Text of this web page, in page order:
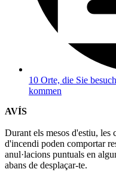
10 Orte, die Sie
kommen
AVÍS
Durant els mesos d'estiu,
d'incendi poden comportar
anul·lacions puntuals en
abans de desplaçar-te.